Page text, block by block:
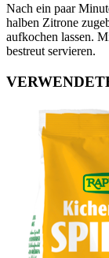
Nach ein paar
halben Zitrone
aufkochen lassen.
bestreut servieren.